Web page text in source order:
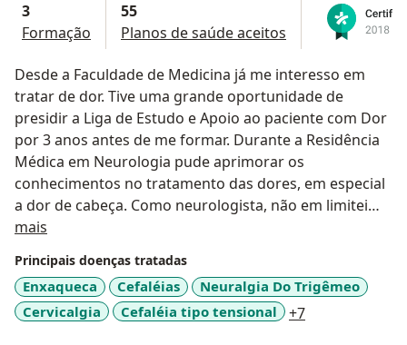
3
Formação
55
Planos de saúde aceitos
Desde a Faculdade de Medicina já me interesso em
tratar de dor. Tive uma grande oportunidade de
presidir a Liga de Estudo e Apoio ao paciente com Dor
por 3 anos antes de me formar. Durante a Residência
Médica em Neurologia pude aprimorar os
conhecimentos no tratamento das dores, em especial
a dor de cabeça. Como neurologista, não em limitei
apenas aos conhecimentos da área e busquei integrar
dor de cabeça, como Odontologia, Fisioterapia entre
outras. Participo de todos os melhores cursos e
congressos de atualização no país e no exterior.
mais
Principais doenças tratadas
Enxaqueca Cefaléias
Neuralgia Do Trigêmeo
Cervicalgia
Cefaléia tipo tensional +7